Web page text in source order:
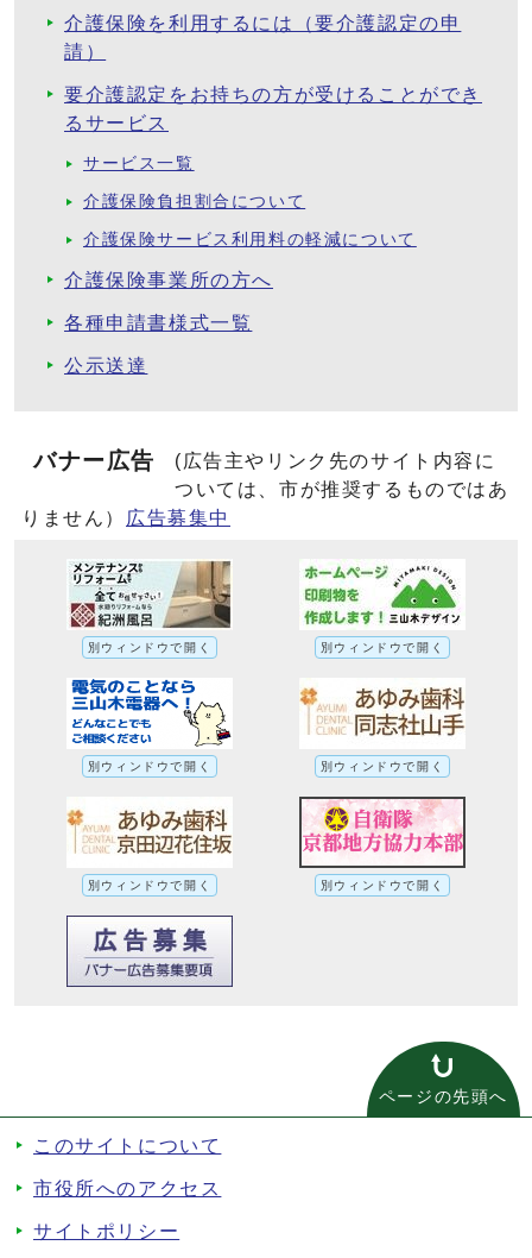
介護保険を利用するには（要介護認定の申
請）
要介護認定をお持ちの方が受けることができ
るサービス
サービス一覧
介護保険負担割合について
介護保険サービス利用料の軽減について
介護保険事業所の方へ
各種申請書様式一覧
公示送達
バナー広告
(広告主やリンク先のサイト内容に
ついては、市が推奨するものではあ
りません）
広告募集中
別ウィンドウで開く 別ウィンドウで開く
別ウィンドウで開く 別ウィンドウで開く
別ウィンドウで開く 別ウィンドウで開く
ページの先頭へ
このサイトについて
市役所へのアクセス
サイトポリシー